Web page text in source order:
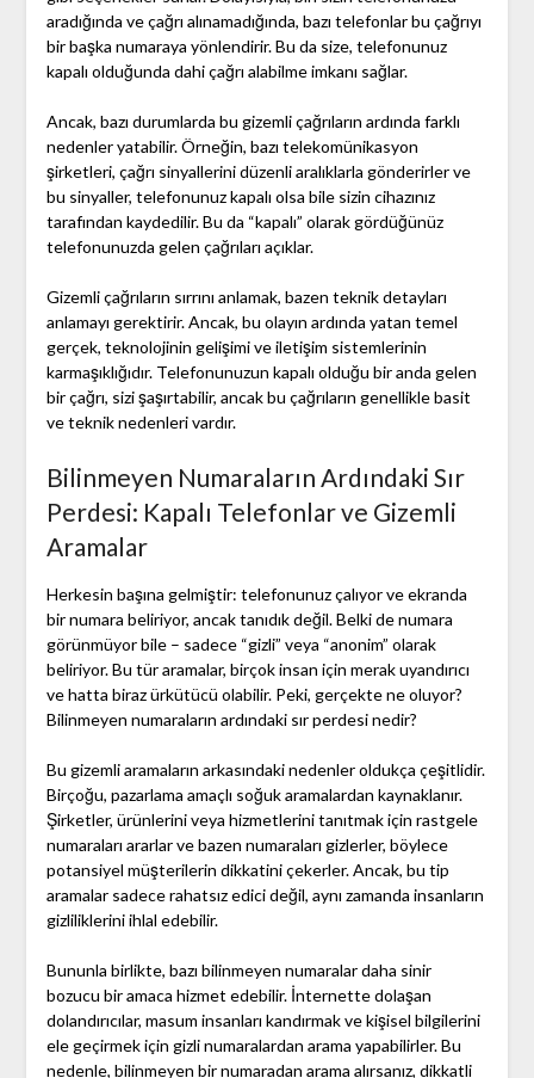
aradığında ve çağrı alınamadığında, bazı telefonlar bu çağrıyı
bir başka numaraya yönlendirir. Bu da size, telefonunuz
kapalı olduğunda dahi çağrı alabilme imkanı sağlar.
Ancak, bazı durumlarda bu gizemli çağrıların ardında farklı
nedenler yatabilir. Örneğin, bazı telekomünikasyon
şirketleri, çağrı sinyallerini düzenli aralıklarla gönderirler ve
bu sinyaller, telefonunuz kapalı olsa bile sizin cihazınız
tarafından kaydedilir. Bu da “kapalı” olarak gördüğünüz
telefonunuzda gelen çağrıları açıklar.
Gizemli çağrıların sırrını anlamak, bazen teknik detayları
anlamayı gerektirir. Ancak, bu olayın ardında yatan temel
gerçek, teknolojinin gelişimi ve iletişim sistemlerinin
karmaşıklığıdır. Telefonunuzun kapalı olduğu bir anda gelen
bir çağrı, sizi şaşırtabilir, ancak bu çağrıların genellikle basit
ve teknik nedenleri vardır.
Bilinmeyen Numaraların Ardındaki Sır
Perdesi: Kapalı Telefonlar ve Gizemli
Aramalar
Herkesin başına gelmiştir: telefonunuz çalıyor ve ekranda
bir numara beliriyor, ancak tanıdık değil. Belki de numara
görünmüyor bile – sadece “gizli” veya “anonim” olarak
beliriyor. Bu tür aramalar, birçok insan için merak uyandırıcı
ve hatta biraz ürkütücü olabilir. Peki, gerçekte ne oluyor?
Bilinmeyen numaraların ardındaki sır perdesi nedir?
Bu gizemli aramaların arkasındaki nedenler oldukça çeşitlidir.
Birçoğu, pazarlama amaçlı soğuk aramalardan kaynaklanır.
Şirketler, ürünlerini veya hizmetlerini tanıtmak için rastgele
numaraları ararlar ve bazen numaraları gizlerler, böylece
potansiyel müşterilerin dikkatini çekerler. Ancak, bu tip
aramalar sadece rahatsız edici değil, aynı zamanda insanların
gizliliklerini ihlal edebilir.
Bununla birlikte, bazı bilinmeyen numaralar daha sinir
bozucu bir amaca hizmet edebilir. İnternette dolaşan
dolandırıcılar, masum insanları kandırmak ve kişisel bilgilerini
ele geçirmek için gizli numaralardan arama yapabilirler. Bu
nedenle, bilinmeyen bir numaradan arama alırsanız, dikkatli